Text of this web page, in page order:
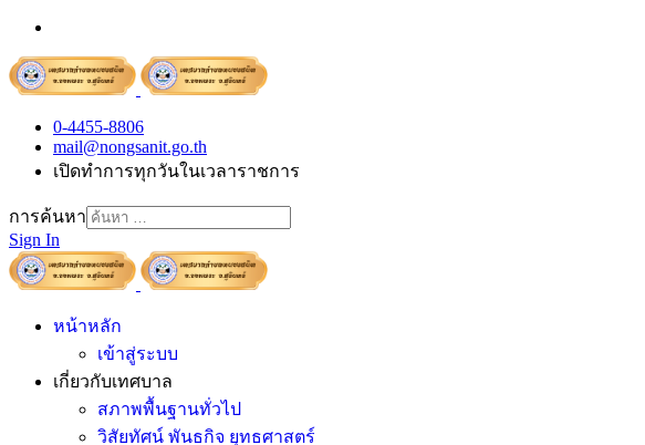
0-4455-8806
mail@nongsanit.go.th
เปิดทำการทุกวันในเวลาราชการ
การค้นหา
Sign In
หน้าหลัก
เข้าสู่ระบบ
เกี่ยวกับเทศบาล
สภาพพื้นฐานทั่วไป
วิสัยทัศน์ พันธกิจ ยุทธศาสตร์